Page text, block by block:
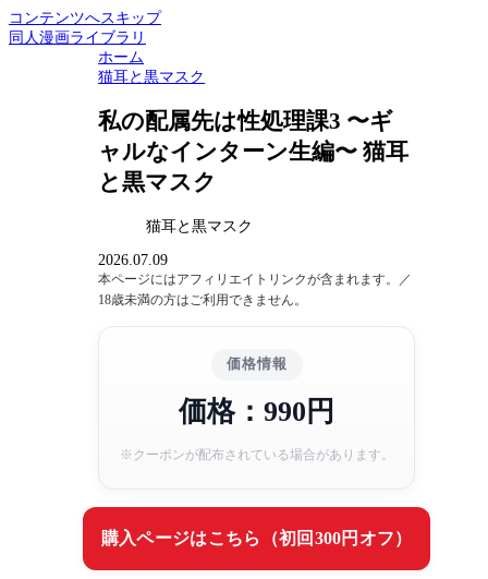
コンテンツへスキップ
同人漫画ライブラリ
ホーム
猫耳と黒マスク
私の配属先は性処理課3 〜ギ
ャルなインターン生編〜 猫耳
と黒マスク
猫耳と黒マスク
2026.07.09
本ページにはアフィリエイトリンクが含まれます。／
18歳未満の方はご利用できません。
価格情報
価格：990円
※クーポンが配布されている場合があります。
購入ページはこちら（初回300円オフ）